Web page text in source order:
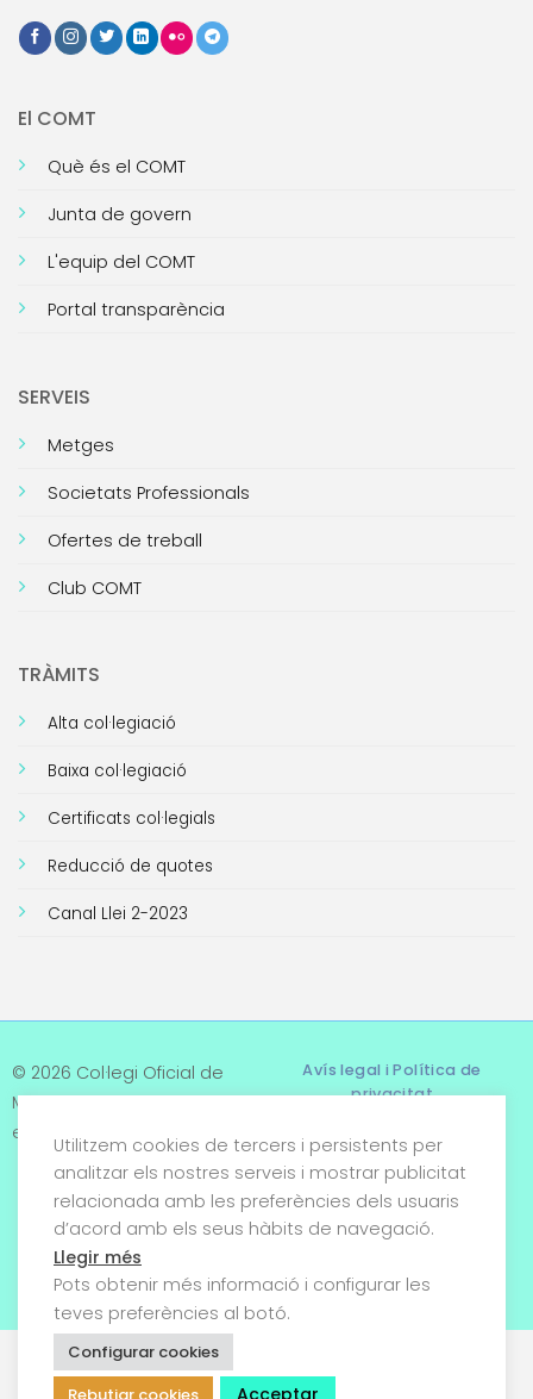
El COMT
Què és el COMT
Junta de govern
L'equip del COMT
Portal transparència
SERVEIS
Metges
Societats Professionals
Ofertes de treball
Club COMT
TRÀMITS
Alta col·legiació
Baixa col·legiació
Certificats col·legials
Reducció de quotes
Canal Llei 2-2023
© 2026 Col·legi Oficial de
Metges de Tarragona. Tots
els drets reservats
Avís legal i Política de
privacitat
Termes i condicions
Política de cookies
Utilitzem cookies de tercers i persistents per
analitzar els nostres serveis i mostrar publicitat
relacionada amb les preferències dels usuaris
d’acord amb els seus hàbits de navegació.
Llegir més
Pots obtenir més informació i configurar les
teves preferències al botó.
Configurar cookies
Acceptar